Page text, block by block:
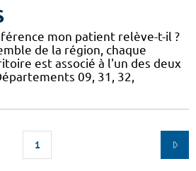
mon patient relève-t-il ?
de la région, chaque
est associé à l'un des deux
09, 31, 32,
1